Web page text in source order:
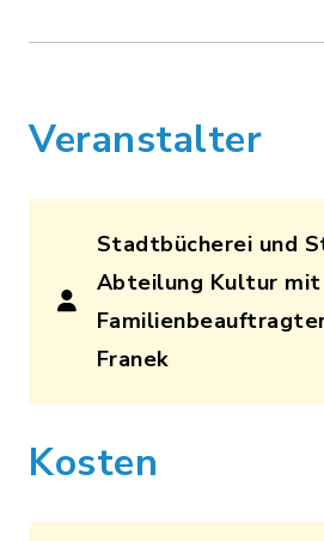
Veranstalter
Stadtbücherei und
Abteilung Kultur mit
Franek
Kosten